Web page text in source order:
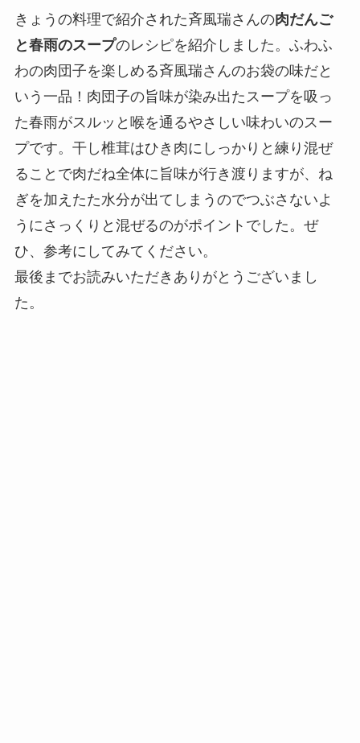
きょうの料理で紹介された斉風瑞さんの肉だんご
と春雨のスープのレシピを紹介しました。ふわふ
わの肉団子を楽しめる斉風瑞さんのお袋の味だと
いう一品！肉団子の旨味が染み出たスープを吸っ
た春雨がスルッと喉を通るやさしい味わいのスー
プです。干し椎茸はひき肉にしっかりと練り混ぜ
ることで肉だね全体に旨味が行き渡りますが、ね
ぎを加えたた水分が出てしまうのでつぶさないよ
うにさっくりと混ぜるのがポイントでした。ぜ
ひ、参考にしてみてください。
最後までお読みいただきありがとうございまし
た。